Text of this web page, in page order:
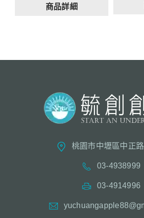
商品詳細
桃園市中壢區中正
03-4938999
03-4914996